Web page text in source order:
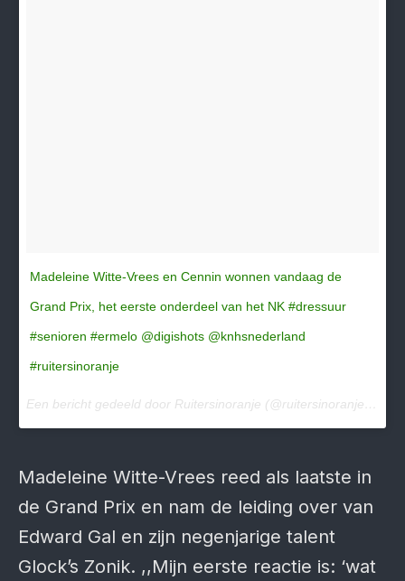
Madeleine Witte-Vrees en Cennin wonnen vandaag de
Grand Prix, het eerste onderdeel van het NK #dressuur
#senioren #ermelo @digishots @knhsnederland
#ruitersinoranje
Madeleine Witte-Vrees reed als laatste in
de Grand Prix en nam de leiding over van
Edward Gal en zijn negenjarige talent
Glock’s Zonik. ,,Mijn eerste reactie is: ‘wat